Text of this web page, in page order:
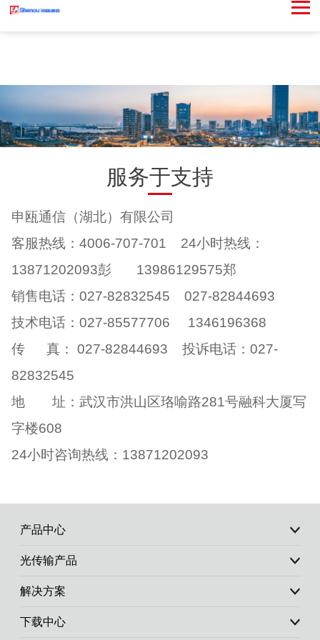
服务于支持
申瓯通信（湖北）有限公司
客服热线：4006-707-701 24小时热线：
13871202093彭 13986129575郑
销售电话：027-82832545 027-82844693
技术电话：027-85577706 1346196368
传 真： 027-82844693 投诉电话：027-
82832545
地 址：武汉市洪山区珞喻路281号融科大厦写
字楼608
24小时咨询热线：13871202093
产品中心
光传输产品
解决方案
下载中心